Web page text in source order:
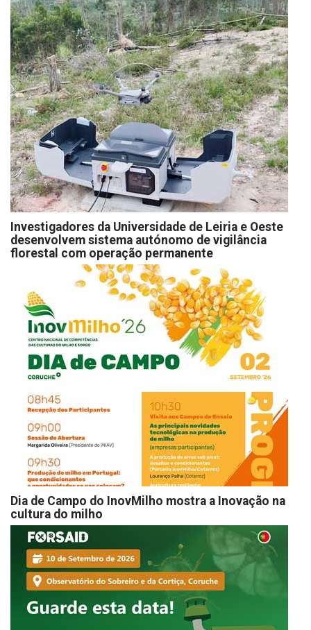
Investigadores da Universidade de Leiria e Oeste
desenvolvem sistema autónomo de vigilância
florestal com operação permanente
Dia de Campo do InovMilho mostra a Inovação na
cultura do milho